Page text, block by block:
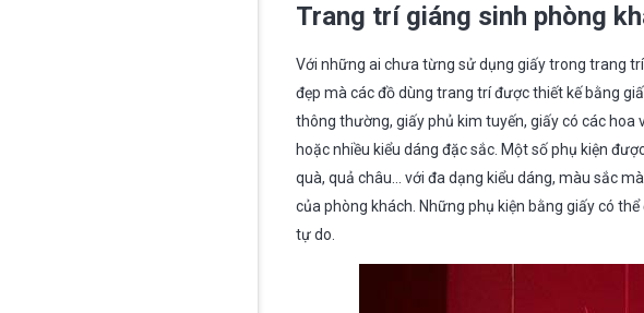
Trang trí giáng sinh phòng
Với những ai chưa từng sử dụng giấy trong trang
đẹp mà các đồ dùng trang trí được thiết kế bằng
thông thường, giấy phủ kim tuyến, giấy có các
hoặc nhiều kiểu dáng đặc sắc. Một số phụ kiện
quà, quả châu… với đa dạng kiểu dáng, màu sắc
của phòng khách. Những phụ kiện bằng giấy có
tự do.